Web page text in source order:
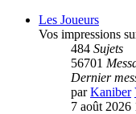
Les Joueurs
Vos impressions
484 Sujets
56701
Dernier
parKaniber
7 août 2026